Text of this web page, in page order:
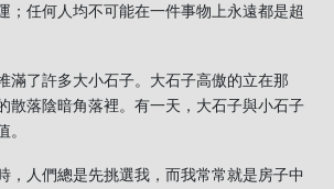
；任何人均不可能在一件事物上永遠都是超
滿了許多大小石子。大石子高傲的立在那
散落陰暗角落裡。有一天，大石子與小石子
。
，人們總是先挑選我，而我常常就是房子中